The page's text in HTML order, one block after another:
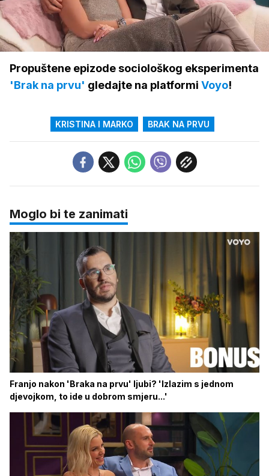
Upali
zvuk
/
Loaded:
66.30%
Propuštene epizode sociološkog eksperimenta
'Brak na prvu' gledajte na platformi Voyo!
KRISTINA I MARKO BRAK NA PRVU
Moglo bi te zanimati
Franjo nakon 'Braka na prvu' ljubi? 'Izlazim s jednom
djevojkom, to ide u dobrom smjeru...'